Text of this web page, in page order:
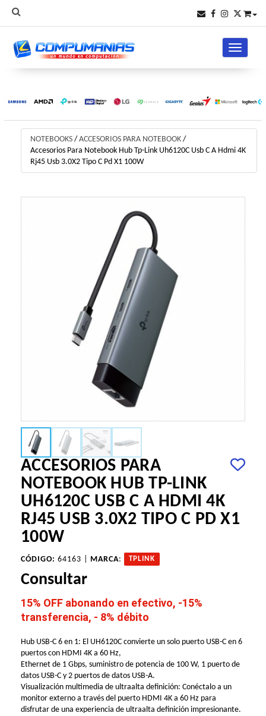
Toggle
NOTEBOOKS / ACCESORIOS PARA NOTEBOOK /
Accesorios Para Notebook Hub Tp-Link Uh6120C Usb C A Hdmi 4K
Rj45 Usb 3.0X2 Tipo C Pd X1 100W
ACCESORIOS PARA
NOTEBOOK HUB TP-LINK
UH6120C USB C A HDMI 4K
RJ45 USB 3.0X2 TIPO C PD X1
100W
CÓDIGO: 64163 | MARCA: TPLINK
Consultar
15% OFF abonando en efectivo, -15%
transferencia, - 8% débito
Hub USB-C 6 en 1: El UH6120C convierte un solo puerto USB-C en 6
puertos con HDMI 4K a 60 Hz,
Ethernet de 1 Gbps, suministro de potencia de 100 W, 1 puerto de
datos USB-C y 2 puertos de datos USB-A.
Visualización multimedia de ultraalta definición: Conéctalo a un
monitor externo a través del puerto HDMI 4K a 60 Hz para
disfrutar de una experiencia de ultraalta definición impresionante.